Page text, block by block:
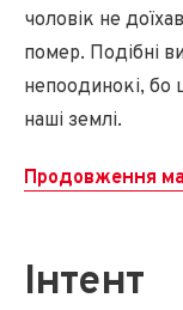
чоловік не
помер. Подібні
непоодинокі, бо
наші землі.
Продовження
Інтент